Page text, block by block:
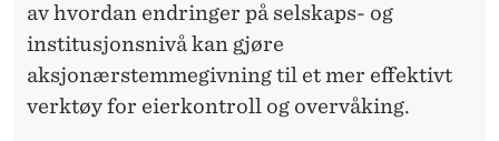
av hvordan endringer på selskaps- og
institusjonsnivå kan gjøre
aksjonærstemmegivning til et mer effektivt
verktøy for eierkontroll og overvåking.